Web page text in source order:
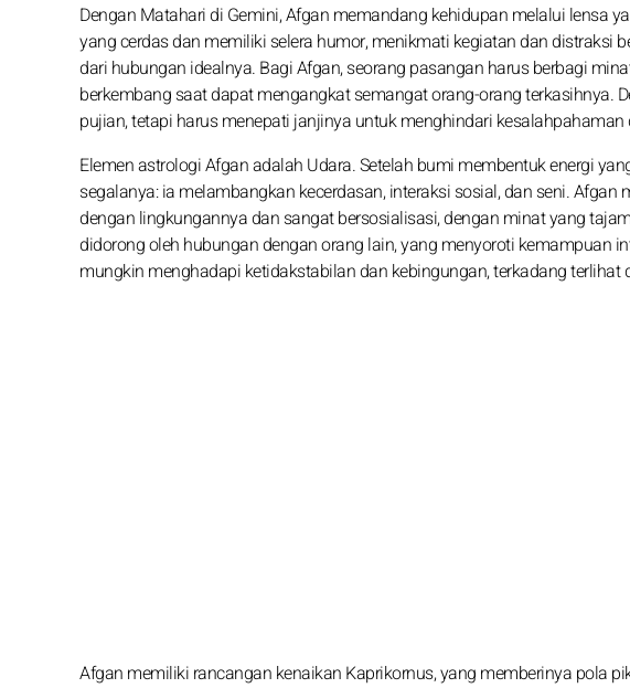
Dengan Matahari di Gemini, Afgan memandang kehidupan melalui lensa
yang cerdas dan memiliki selera humor, menikmati kegiatan dan distraksi
dari hubungan idealnya. Bagi Afgan, seorang pasangan harus berbagi
berkembang saat dapat mengangkat semangat orang-orang terkasihnya.
pujian, tetapi harus menepati janjinya untuk menghindari kesalahpahaman
Elemen astrologi Afgan adalah Udara. Setelah bumi membentuk energi
segalanya: ia melambangkan kecerdasan, interaksi sosial, dan seni.
dengan lingkungannya dan sangat bersosialisasi, dengan minat yang
didorong oleh hubungan dengan orang lain, yang menyoroti kemampuan
mungkin menghadapi ketidakstabilan dan kebingungan, terkadang
Afgan memiliki rancangan kenaikan Kaprikornus, yang memberinya pola